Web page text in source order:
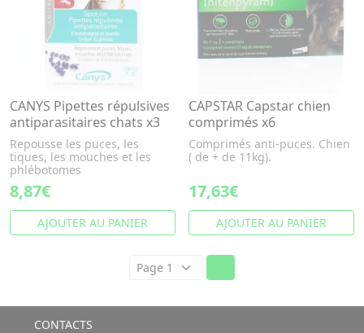
CANYS Pipettes répulsives
antiparasitaires chats x3
Repousse les puces, les
tiques, les mouches et les
phlébotomes
8,87€
AJOUTER AU PANIER
CAPSTAR Capstar chien
comprimés x6
Comprimés anti-puces. Chien
( de + de 11kg).
17,63€
AJOUTER AU PANIER
CONTACTS